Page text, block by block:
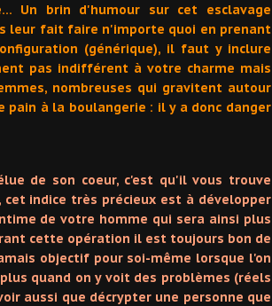
Un brin d'humour sur cet esclavage
leur fait faire n'importe quoi en prenant
(générique), il faut y inclure
pas indifférent à votre charme mais
nombreuses qui gravitent autour
à la boulangerie : il y a donc danger
de son coeur, c'est qu'il vous trouve
indice très précieux est à développer
de votre homme qui sera ainsi plus
cette opération il est toujours bon de
objectif pour soi-même lorsque l'on
quand on y voit des problèmes (réels
aussi que décrypter une personne que